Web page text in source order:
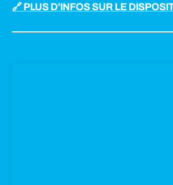
🔗 PLUS D’INFOS SUR LE